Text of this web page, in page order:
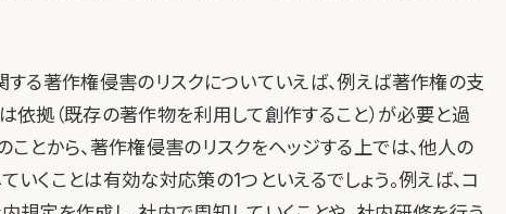
する著作権侵害のリスクについていえば、例えば著作権の支
拠（既存の著作物を利用して創作すること）が必要と過
ことから、著作権侵害のリスクをヘッジする上では、他人の
くことは有効な対応策の1つといえるでしょう。例えば、コ